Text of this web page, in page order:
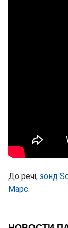
До речі, зонд
Марс.